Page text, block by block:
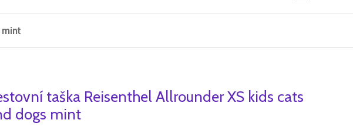
taška Reisenthel Allrounder XS kids cats
dogs mint
Původní
cena
Aktuální